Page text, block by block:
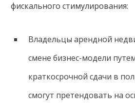
фискального стимулирования:
Владельцы арендной
смене бизнес-модели
краткосрочной сдачи в
смогут претендовать на